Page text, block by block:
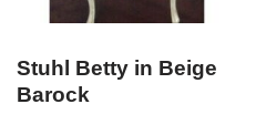
Stuhl Betty in Beige
Barock